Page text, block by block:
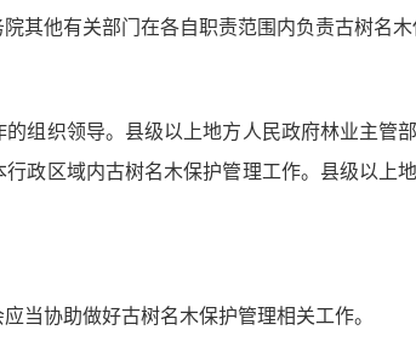
其他有关部门在各自职责范围内负责古树名木
组织领导。县级以上地方人民政府林业主管
政区域内古树名木保护管理工作。县级以上
当协助做好古树名木保护管理相关工作。